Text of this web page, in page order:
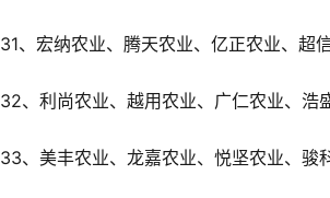
31、宏纳农业、腾天农业、亿正农业、超
32、利尚农业、越用农业、广仁农业、浩
33、美丰农业、龙嘉农业、悦坚农业、骏